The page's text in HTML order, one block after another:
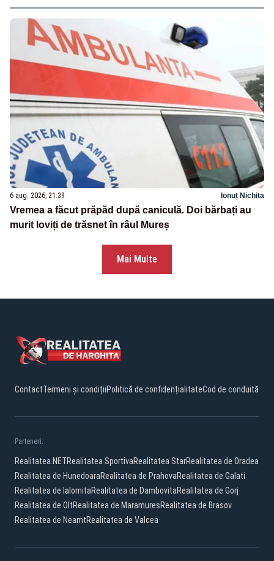
6 aug. 2026, 21:39 Ionuț Nichita
Vremea a făcut prăpăd după caniculă. Doi bărbați au
murit loviți de trăsnet în râul Mureș
Mai Multe
ContactTermeni și condițiiPolitică de confidențialitateCod de conduită
Parteneri:
Realitatea.NETRealitatea SportivaRealitatea StarRealitatea de Oradea
Realitatea de HunedoaraRealitatea de PrahovaRealitatea de Galati
Realitatea de IalomitaRealitatea de DambovitaRealitatea de Gorj
Realitatea de OltRealitatea de MaramuresRealitatea de Brasov
Realitatea de NeamtRealitatea de Valcea